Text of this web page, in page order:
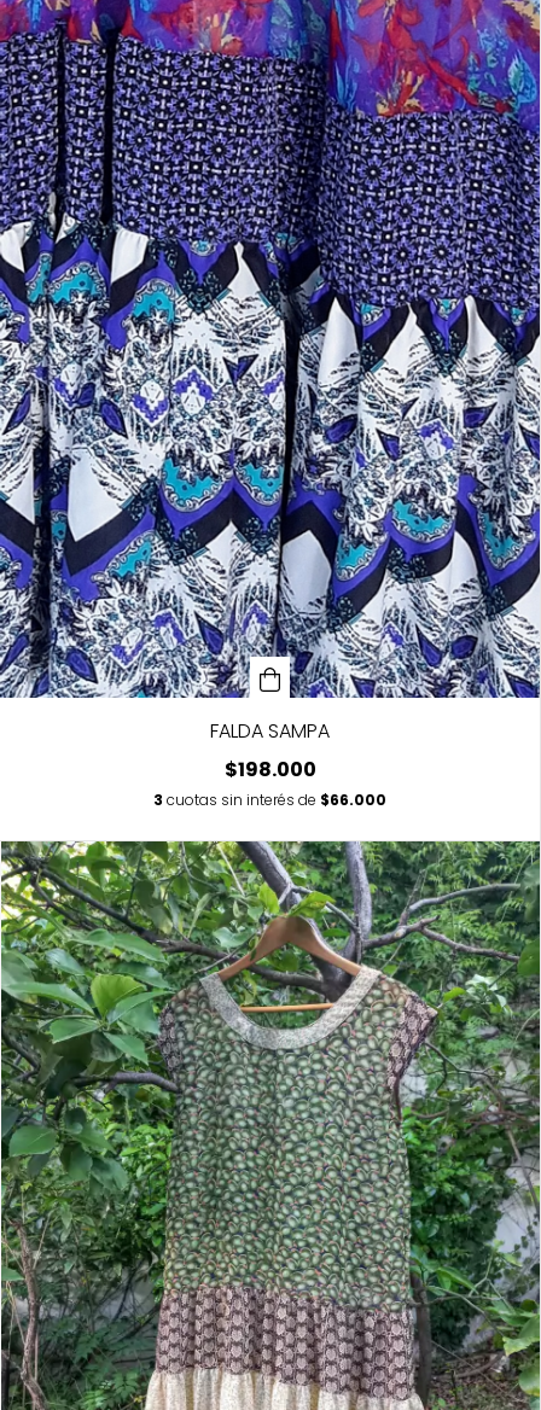
FALDA SAMPA
$198.000
3 cuotas sin interés de $66.000